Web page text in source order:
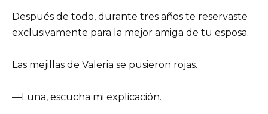
Después de todo, durante tres años te reservaste
exclusivamente para la mejor amiga de tu esposa.
Las mejillas de Valeria se pusieron rojas.
—Luna, escucha mi explicación.